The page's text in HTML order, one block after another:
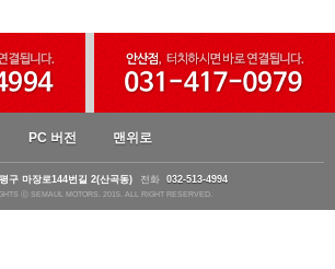
PC 버전 맨위로
구 마장로144번길 2(산곡동) 전화 032-513-4994
ⓒ SEMAUL MOTORS. 2015. ALL RIGHT RESERVED.